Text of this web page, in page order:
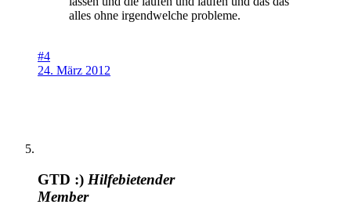
alles ohne irgendwelche probleme.
#4
24. März 2012
GTD :) Hilfebietender
Member